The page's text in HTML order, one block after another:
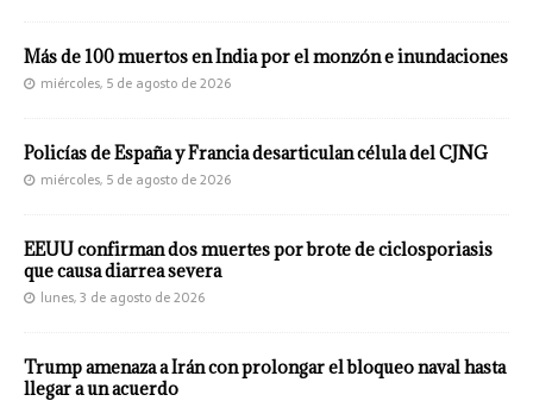
Más de 100 muertos en India por el monzón e inundaciones
miércoles, 5 de agosto de 2026
Policías de España y Francia desarticulan célula del CJNG
miércoles, 5 de agosto de 2026
EEUU confirman dos muertes por brote de ciclosporiasis
que causa diarrea severa
lunes, 3 de agosto de 2026
Trump amenaza a Irán con prolongar el bloqueo naval hasta
llegar a un acuerdo